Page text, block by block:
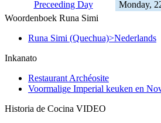
Preceeding Day Monday,
Woordenboek Runa Simi
Runa Simi (Quechua)>Nederlands
Inkanato
Restaurant Archéosite
Voormalige Imperial keuken en
Historia de Cocina VIDEO